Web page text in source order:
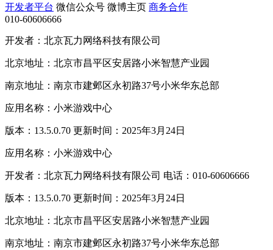
开发者平台 微信公众号 微博主页 商务合作
010-60606666
开发者：北京瓦力网络科技有限公司
北京地址：北京市昌平区安居路小米智慧产业园
南京地址：南京市建邺区永初路37号小米华东总部
应用名称：小米游戏中心
版本：13.5.0.70 更新时间：2025年3月24日
应用名称：小米游戏中心
开发者：北京瓦力网络科技有限公司 电话：010-60606666
版本：13.5.0.70 更新时间：2025年3月24日
北京地址：北京市昌平区安居路小米智慧产业园
南京地址：南京市建邺区永初路37号小米华东总部